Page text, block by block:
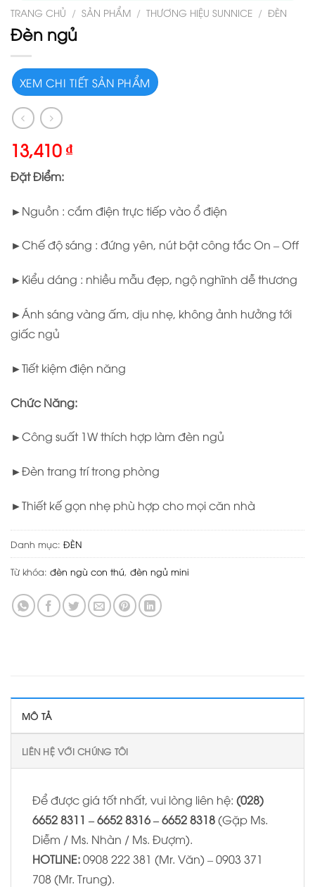
TRANG CHỦ / SẢN PHẨM / THƯƠNG HIỆU SUNNICE / ĐÈN
Đèn ngủ
XEM CHI TIẾT SẢN PHẨM
13,410 ₫
Đặt Điểm:
►Nguồn : cắm điện trực tiếp vào ổ điện
►Chế độ sáng : đứng yên, nút bật công tắc On – Off
►Kiểu dáng : nhiều mẫu đẹp, ngộ nghĩnh dễ thương
►Ánh sáng vàng ấm, dịu nhẹ, không ảnh hưởng tới
giấc ngủ
►Tiết kiệm điện năng
Chức Năng:
►Công suất 1W thích hợp làm đèn ngủ
►Đèn trang trí trong phòng
►Thiết kế gọn nhẹ phù hợp cho mọi căn nhà
Danh mục: ĐÈN
Từ khóa: đèn ngù con thú, đèn ngủ mini
MÔ TẢ
LIÊN HỆ VỚI CHÚNG TÔI
Để được giá tốt nhất, vui lòng liên hệ: (028)
6652 8311 – 6652 8316 – 6652 8318(Gặp Ms.
Diễm / Ms. Nhàn / Ms. Đượm).
HOTLINE:0908 222 381 (Mr. Văn) – 0903 371
708 (Mr. Trung).